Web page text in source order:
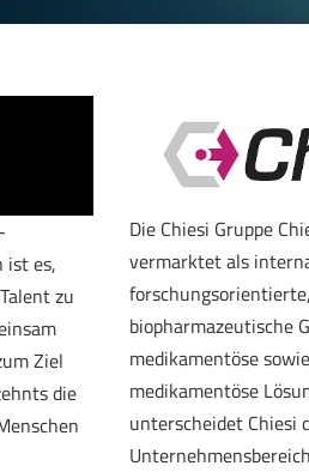
ist es,
zu
Ziel
die
Die Chiesi Gruppe
vermarktet als
forschungsorientierte,
biopharmazeutische
medikamentöse
medikamentöse
unterscheidet Chiesi